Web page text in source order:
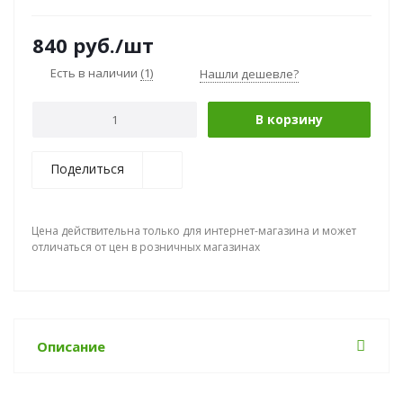
840 руб./шт
Есть в наличии (1) Нашли дешевле?
В корзину
Поделиться
Цена действительна только для интернет-магазина и может
отличаться от цен в розничных магазинах
Описание